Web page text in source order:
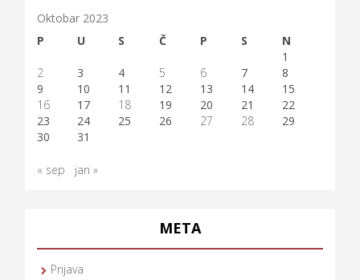
Oktobar 2023
P
U S Č P S
N
1
2
3 4 5 6 7
8
9
10 11 12 13 14
15
16
17 18 19 20 21
22
23
24 25 26 27 28
29
30
31
« sep jan »
META
Prijava